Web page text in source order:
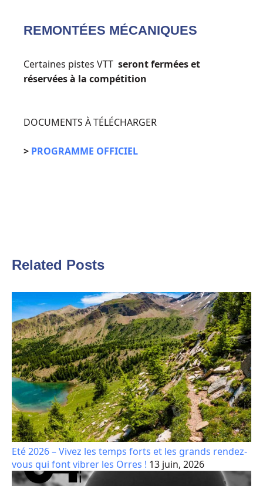
REMONTÉES MÉCANIQUES
Certaines pistes VTT seront fermées et
réservées à la compétition
DOCUMENTS À TÉLÉCHARGER
> PROGRAMME OFFICIEL
Related Posts
Eté 2026 – Vivez les temps forts et les grands rendez-
vous qui font vibrer les Orres ! 13 juin, 2026